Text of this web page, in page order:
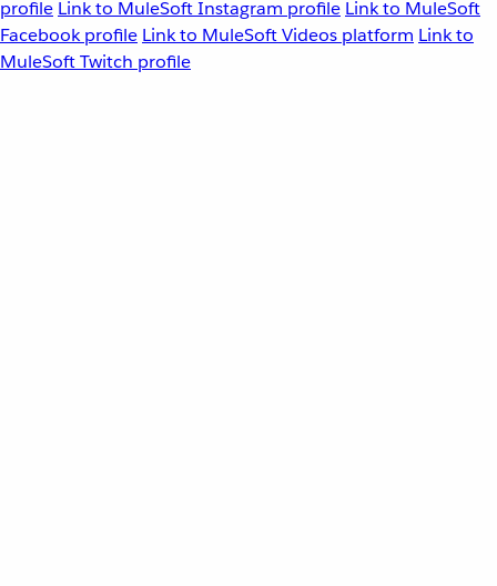
profile Link to MuleSoft Instagram profile Link to MuleSoft
Facebook profile Link to MuleSoft Videos platform Link to
MuleSoft Twitch profile